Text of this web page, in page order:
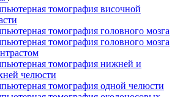
томография височной
томография головного мозга
томография головного мозга
томография нижней и
челюсти
томография одной челюсти